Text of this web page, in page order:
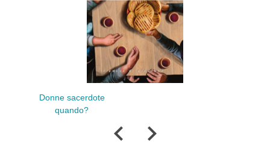
sacerdote